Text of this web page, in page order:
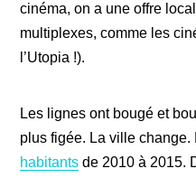
cinéma, on a une offre
multiplexes, comme les
l’Utopia !).
Les lignes ont bougé et
plus figée. La ville
habitants de 2010 à 2015.